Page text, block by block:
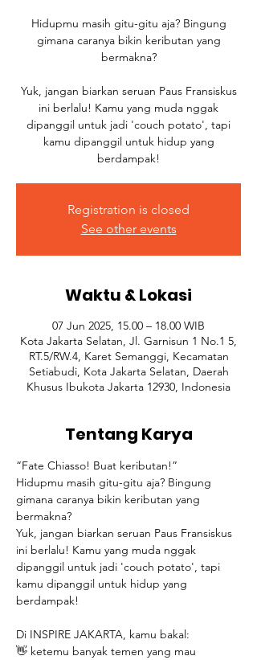
Hidupmu masih gitu-gitu aja? Bingung
gimana caranya bikin keributan yang
bermakna?
Yuk, jangan biarkan seruan Paus Fransiskus
ini berlalu! Kamu yang muda nggak
dipanggil untuk jadi 'couch potato', tapi
kamu dipanggil untuk hidup yang
berdampak!
Registration is closed
See other events
Waktu & Lokasi
07 Jun 2025, 15.00 – 18.00 WIB
Kota Jakarta Selatan, Jl. Garnisun 1 No.1 5,
RT.5/RW.4, Karet Semanggi, Kecamatan
Setiabudi, Kota Jakarta Selatan, Daerah
Khusus Ibukota Jakarta 12930, Indonesia
Tentang Karya
“Fate Chiasso! Buat keributan!”
Hidupmu masih gitu-gitu aja? Bingung
gimana caranya bikin keributan yang
bermakna?
Yuk, jangan biarkan seruan Paus Fransiskus
ini berlalu! Kamu yang muda nggak
dipanggil untuk jadi 'couch potato', tapi
kamu dipanggil untuk hidup yang
berdampak!
Di INSPIRE JAKARTA, kamu bakal:
👋 ketemu banyak temen yang mau